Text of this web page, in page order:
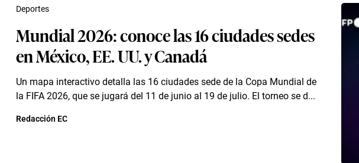
Mundial 2026: conoce las 16 ciudades sedes
en México, EE. UU. y Canadá
Un mapa interactivo detalla las 16 ciudades sede de la Copa Mundial de
la FIFA 2026, que se jugará del 11 de junio al 19 de julio. El torneo se d...
Deportes
Redacción EC